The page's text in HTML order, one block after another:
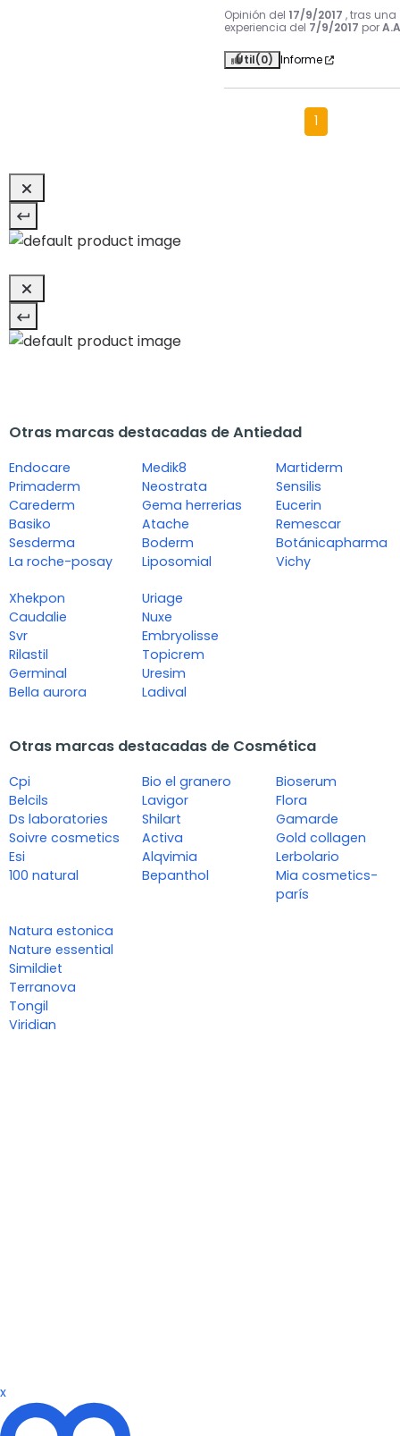
Opinión del 17/9/2017 , tras una
experiencia del 7/9/2017 por
Útil(0) Informe
1
Otras marcas destacadas de Antiedad
Endocare
Primaderm
Carederm
Basiko
Sesderma
La roche-posay
Medik8
Neostrata
Gema herrerias
Atache
Boderm
Liposomial
Martiderm
Sensilis
Eucerin
Remescar
Botánicapharma
Vichy
Xhekpon
Caudalie
Svr
Rilastil
Germinal
Bella aurora
Uriage
Nuxe
Embryolisse
Topicrem
Uresim
Ladival
Otras marcas destacadas de Cosmética
Cpi
Belcils
Ds laboratories
Soivre cosmetics
Esi
100 natural
Bio el granero
Lavigor
Shilart
Activa
Alqvimia
Bepanthol
Bioserum
Flora
Gamarde
Gold collagen
Lerbolario
Mia cosmetics-
parís
Natura estonica
Nature essential
Simildiet
Terranova
Tongil
Viridian
x